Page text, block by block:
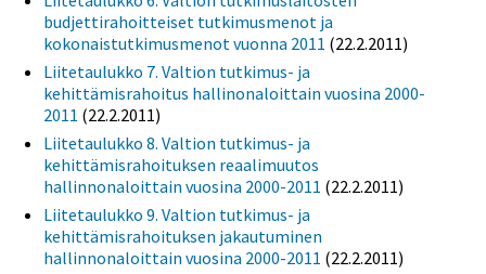
budjettirahoitteiset tutkimusmenot ja
kokonaistutkimusmenot vuonna 2011 (22.2.2011)
Liitetaulukko 7. Valtion tutkimus- ja
kehittämisrahoitus hallinonaloittain vuosina 2000-
2011 (22.2.2011)
Liitetaulukko 8. Valtion tutkimus- ja
kehittämisrahoituksen reaalimuutos
hallinnonaloittain vuosina 2000-2011 (22.2.2011)
Liitetaulukko 9. Valtion tutkimus- ja
kehittämisrahoituksen jakautuminen
hallinnonaloittain vuosina 2000-2011 (22.2.2011)